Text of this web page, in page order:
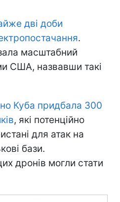
дві доби
.
масштабний
США, назвавши такі
Куба придбала 300
, які потенційно
для атак на
бази.
дронів могли стати